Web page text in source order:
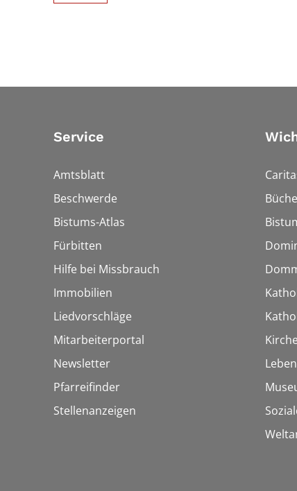
Service
Amtsblatt
Beschwerde
Bistums-Atlas
Fürbitten
Hilfe bei Missbrauch
Immobilien
Liedvorschläge
Mitarbeiterportal
Newsletter
Pfarreifinder
Stellenanzeigen